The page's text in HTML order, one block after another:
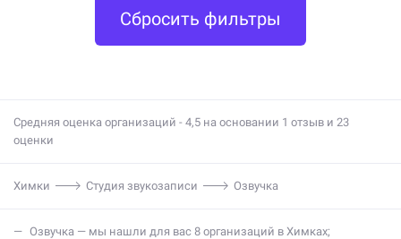
Сбросить фильтры
Средняя оценка организаций - 4,5 на основании 1 отзыв и 23
оценки
Химки Студия звукозаписи Озвучка
озвучка — мы нашли для вас 8 организаций в Химках;